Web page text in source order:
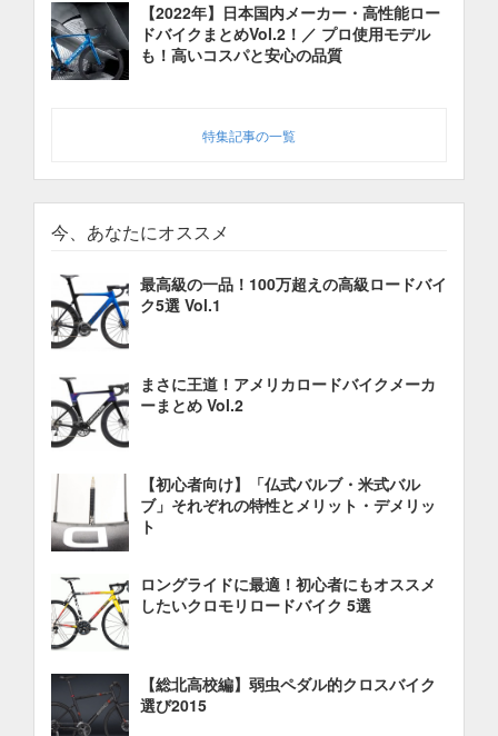
【2022年】日本国内メーカー・高性能ロー
ドバイクまとめVol.2！／ プロ使用モデル
も！高いコスパと安心の品質
特集記事の一覧
今、あなたにオススメ
最高級の一品！100万超えの高級ロードバイ
ク5選 Vol.1
まさに王道！アメリカロードバイクメーカ
ーまとめ Vol.2
【初心者向け】「仏式バルブ・米式バル
ブ」それぞれの特性とメリット・デメリッ
ト
ロングライドに最適！初心者にもオススメ
したいクロモリロードバイク 5選
【総北高校編】弱虫ペダル的クロスバイク
選び2015